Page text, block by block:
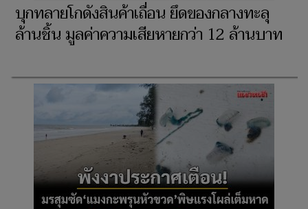
บุกทลายโกดังสินค้าเถื่อน ยึดของกลางทะลุ
ล้านชิ้น มูลค่าความเสียหายกว่า 12 ล้านบาท